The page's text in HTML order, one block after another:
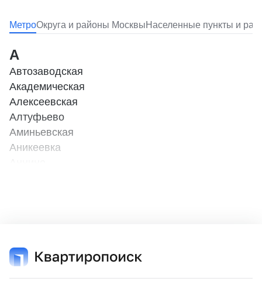
МетроОкруга и районы МосквыНаселенные пункты и
А
Автозаводская
Академическая
Алексеевская
Алтуфьево
Аминьевская
Аникеевка
Балтийская
Бауманская
Беговая (МЦД - 1)